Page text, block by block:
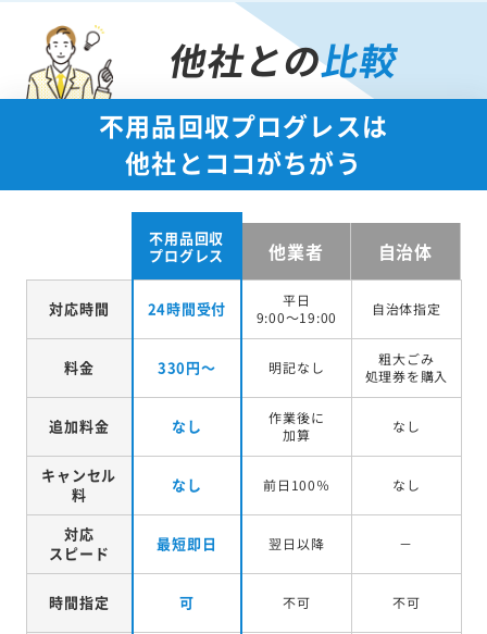
他社との比較
不用品回収プログレスは
他社とココがちがう
不用品回収
プログレス
他業者 自治体
対応時間 24時間受付
平日
9:00～19:00
自治体指定
料金 330円～ 明記なし
粗大ごみ
処理券を購入
追加料金 なし
作業後に
加算
なし
キャンセル
料
なし 前日100％ なし
対応
スピード
最短即日 翌日以降 －
時間指定 可 不可 不可